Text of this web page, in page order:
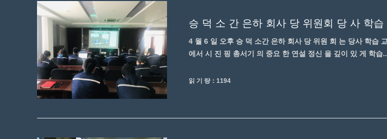
승 덕 소 간 은하 회사 당 위원회 당 사 학
4 월 6 일 오후 승 덕 소간 은하 회사 당 위원 회 는 당사 학습
에서 시 진 핑 총서기 의 중요 한 연설 정신 을 깊이 있 게 학습
읽 기 량：1194